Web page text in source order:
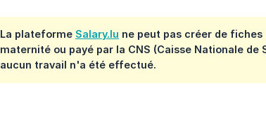
La plateforme Salary.lu ne peut pas créer de
maternité ou payé par la CNS (Caisse Nationale
aucun travail n'a été effectué.